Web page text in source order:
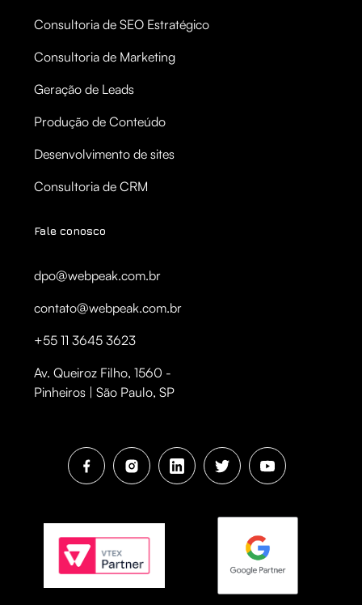
Consultoria de SEO Estratégico
Consultoria de Marketing
Geração de Leads
Produção de Conteúdo
Desenvolvimento de sites
Consultoria de CRM
Fale conosco
dpo@webpeak.com.br
contato@webpeak.com.br
+55 11 3645 3623
Av. Queiroz Filho, 1560 -
Pinheiros | São Paulo, SP